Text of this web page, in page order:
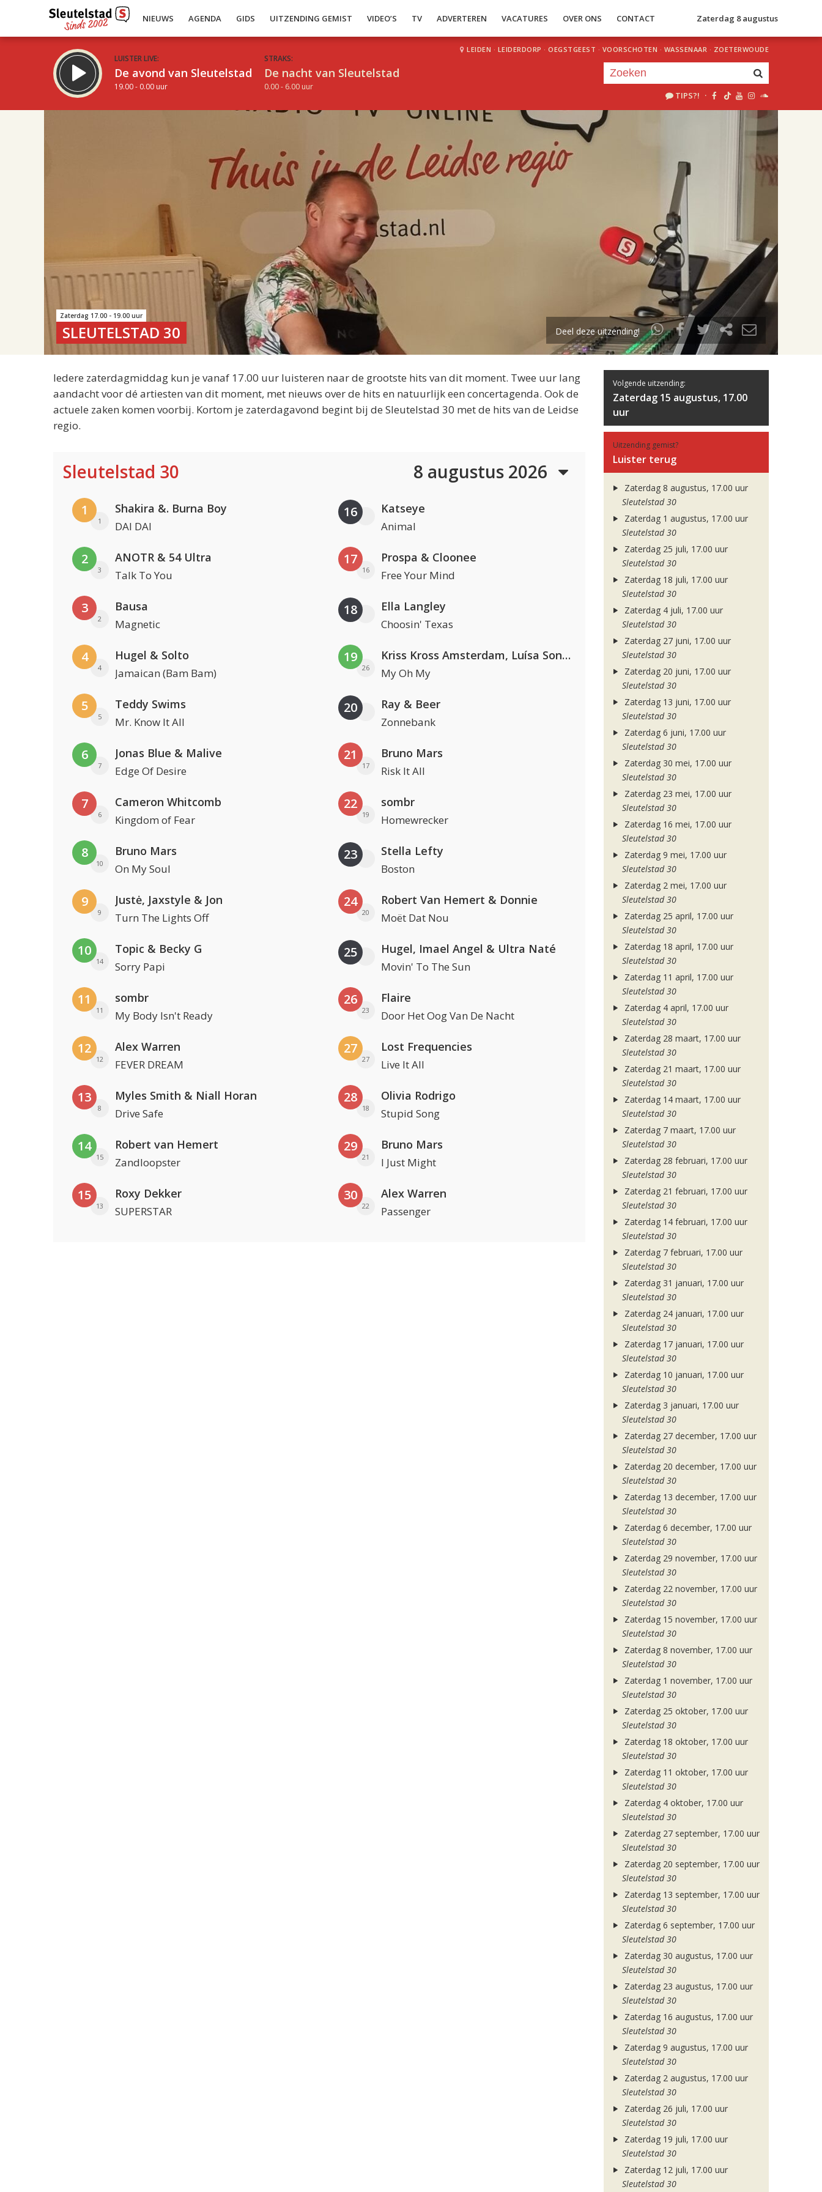
NIEUWS AGENDA GIDS UITZENDING GEMIST VIDEO’S TV ADVERTEREN VACATURES OVER ONS CONTACT Zaterdag 8 augustus
LUISTER LIVE:
De avond van Sleutelstad
19.00 - 0.00 uur
STRAKS:
De nacht van Sleutelstad
0.00 - 6.00 uur
LEIDEN · LEIDERDORP · OEGSTGEEST · VOORSCHOTEN · WASSENAAR · ZOETERWOUDE
TIPS?! ·
uur 1 van 2
Volgend uur
Zaterdag 17.00 - 19.00 uur
SLEUTELSTAD 30 Deel deze uitzending!
Iedere zaterdagmiddag kun je vanaf 17.00 uur luisteren naar de grootste hits van dit moment. Twee uur lang
aandacht voor dé artiesten van dit moment, met nieuws over de hits en natuurlijk een concertagenda. Ook de
actuele zaken komen voorbij. Kortom je zaterdagavond begint bij de Sleutelstad 30 met de hits van de Leidse
regio.
Sleutelstad 30 8 augustus 2026
1
1
Shakira &. Burna Boy
DAI DAI
2
3
ANOTR & 54 Ultra
Talk To You
3
2
Bausa
Magnetic
4
4
Hugel & Solto
Jamaican (Bam Bam)
5
5
Teddy Swims
Mr. Know It All
6
7
Jonas Blue & Malive
Edge Of Desire
7
6
Cameron Whitcomb
Kingdom of Fear
8
10
Bruno Mars
On My Soul
9
9
Justė, Jaxstyle & Jon
Turn The Lights Off
10
14
Topic & Becky G
Sorry Papi
11
11
sombr
My Body Isn't Ready
12
12
Alex Warren
FEVER DREAM
13
8
Myles Smith & Niall Horan
Drive Safe
14
15
Robert van Hemert
Zandloopster
15
13
Roxy Dekker
SUPERSTAR
16 Katseye
Animal
17
16
Prospa & Cloonee
Free Your Mind
18 Ella Langley
Choosin' Texas
19
26
Kriss Kross Amsterdam, Luísa Sonza & Willy William
My Oh My
20 Ray & Beer
Zonnebank
21
17
Bruno Mars
Risk It All
22
19
sombr
Homewrecker
23 Stella Lefty
Boston
24
20
Robert Van Hemert & Donnie
Moët Dat Nou
25 Hugel, Imael Angel & Ultra Naté
Movin' To The Sun
26
23
Flaire
Door Het Oog Van De Nacht
27
27
Lost Frequencies
Live It All
28
18
Olivia Rodrigo
Stupid Song
29
21
Bruno Mars
I Just Might
30
22
Alex Warren
Passenger
Volgende uitzending:
Zaterdag 15 augustus, 17.00
uur
Uitzending gemist?
Luister terug
Zaterdag 8 augustus, 17.00 uur
Sleutelstad 30
Zaterdag 1 augustus, 17.00 uur
Sleutelstad 30
Zaterdag 25 juli, 17.00 uur
Sleutelstad 30
Zaterdag 18 juli, 17.00 uur
Sleutelstad 30
Zaterdag 4 juli, 17.00 uur
Sleutelstad 30
Zaterdag 27 juni, 17.00 uur
Sleutelstad 30
Zaterdag 20 juni, 17.00 uur
Sleutelstad 30
Zaterdag 13 juni, 17.00 uur
Sleutelstad 30
Zaterdag 6 juni, 17.00 uur
Sleutelstad 30
Zaterdag 30 mei, 17.00 uur
Sleutelstad 30
Zaterdag 23 mei, 17.00 uur
Sleutelstad 30
Zaterdag 16 mei, 17.00 uur
Sleutelstad 30
Zaterdag 9 mei, 17.00 uur
Sleutelstad 30
Zaterdag 2 mei, 17.00 uur
Sleutelstad 30
Zaterdag 25 april, 17.00 uur
Sleutelstad 30
Zaterdag 18 april, 17.00 uur
Sleutelstad 30
Zaterdag 11 april, 17.00 uur
Sleutelstad 30
Zaterdag 4 april, 17.00 uur
Sleutelstad 30
Zaterdag 28 maart, 17.00 uur
Sleutelstad 30
Zaterdag 21 maart, 17.00 uur
Sleutelstad 30
Zaterdag 14 maart, 17.00 uur
Sleutelstad 30
Zaterdag 7 maart, 17.00 uur
Sleutelstad 30
Zaterdag 28 februari, 17.00 uur
Sleutelstad 30
Zaterdag 21 februari, 17.00 uur
Sleutelstad 30
Zaterdag 14 februari, 17.00 uur
Sleutelstad 30
Zaterdag 7 februari, 17.00 uur
Sleutelstad 30
Zaterdag 31 januari, 17.00 uur
Sleutelstad 30
Zaterdag 24 januari, 17.00 uur
Sleutelstad 30
Zaterdag 17 januari, 17.00 uur
Sleutelstad 30
Zaterdag 10 januari, 17.00 uur
Sleutelstad 30
Zaterdag 3 januari, 17.00 uur
Sleutelstad 30
Zaterdag 27 december, 17.00 uur
Sleutelstad 30
Zaterdag 20 december, 17.00 uur
Sleutelstad 30
Zaterdag 13 december, 17.00 uur
Sleutelstad 30
Zaterdag 6 december, 17.00 uur
Sleutelstad 30
Zaterdag 29 november, 17.00 uur
Sleutelstad 30
Zaterdag 22 november, 17.00 uur
Sleutelstad 30
Zaterdag 15 november, 17.00 uur
Sleutelstad 30
Zaterdag 8 november, 17.00 uur
Sleutelstad 30
Zaterdag 1 november, 17.00 uur
Sleutelstad 30
Zaterdag 25 oktober, 17.00 uur
Sleutelstad 30
Zaterdag 18 oktober, 17.00 uur
Sleutelstad 30
Zaterdag 11 oktober, 17.00 uur
Sleutelstad 30
Zaterdag 4 oktober, 17.00 uur
Sleutelstad 30
Zaterdag 27 september, 17.00 uur
Sleutelstad 30
Zaterdag 20 september, 17.00 uur
Sleutelstad 30
Zaterdag 13 september, 17.00 uur
Sleutelstad 30
Zaterdag 6 september, 17.00 uur
Sleutelstad 30
Zaterdag 30 augustus, 17.00 uur
Sleutelstad 30
Zaterdag 23 augustus, 17.00 uur
Sleutelstad 30
Zaterdag 16 augustus, 17.00 uur
Sleutelstad 30
Zaterdag 9 augustus, 17.00 uur
Sleutelstad 30
Zaterdag 2 augustus, 17.00 uur
Sleutelstad 30
Zaterdag 26 juli, 17.00 uur
Sleutelstad 30
Zaterdag 19 juli, 17.00 uur
Sleutelstad 30
Zaterdag 12 juli, 17.00 uur
Sleutelstad 30